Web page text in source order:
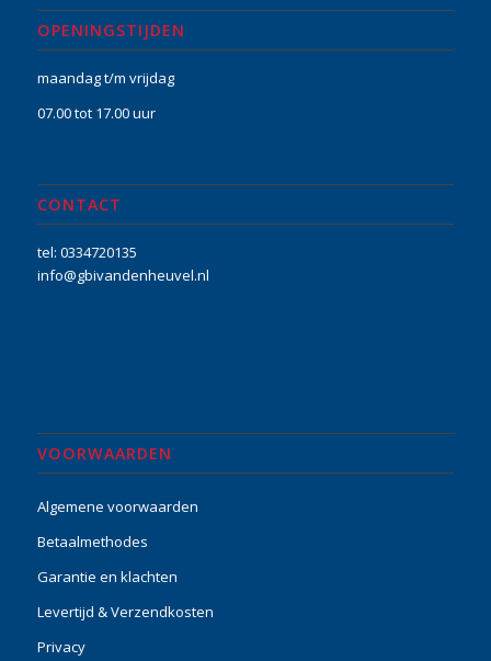
OPENINGSTIJDEN
maandag t/m vrijdag
07.00 tot 17.00 uur
CONTACT
tel: 0334720135
info@gbivandenheuvel.nl
VOORWAARDEN
Algemene voorwaarden
Betaalmethodes
Garantie en klachten
Levertijd & Verzendkosten
Privacy